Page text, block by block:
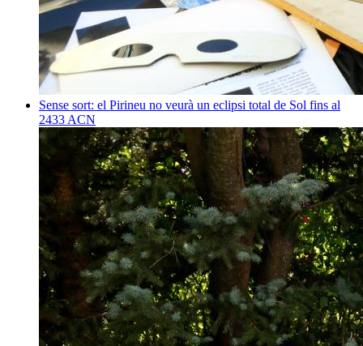
Sense sort: el Pirineu no veurà un eclipsi total de Sol fins al
2433 ACN